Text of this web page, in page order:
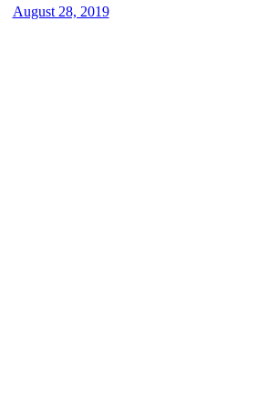
August 28, 2019